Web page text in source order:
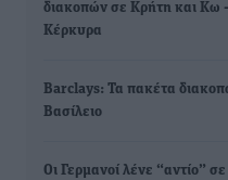
διακοπών σε Κρήτη και Κω
Κέρκυρα
Barclays: Τα πακέτα
Βασίλειο
Οι Γερμανοί λένε “αντίο”